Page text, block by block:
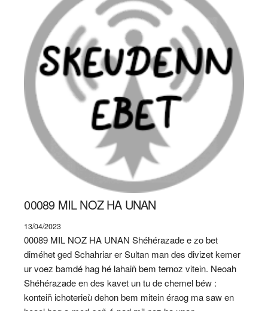
00089 MIL NOZ HA UNAN
13/04/2023
00089 MIL NOZ HA UNAN Shéhérazade e zo bet
diméhet ged Schahriar er Sultan man des divizet kemer
ur voez bamdé hag hé lahaiñ bem ternoz vitein. Neoah
Shéhérazade en des kavet un tu de chemel béw :
konteiñ ichoterieù dehon bem mitein éraog ma saw en